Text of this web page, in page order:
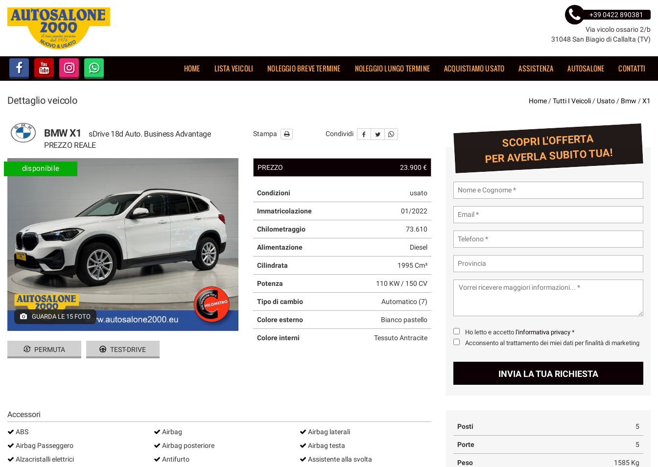
HOME
LISTA VEICOLI
NOLEGGIO BREVE TERMINE
NOLEGGIO LUNGO TERMINE
ACQUISTIAMO USATO
ASSISTENZA
+39 0422 890381
Via vicolo ossario 2/b
31048 San Biagio di Callalta (TV)
HOME LISTA VEICOLI NOLEGGIO BREVE TERMINE NOLEGGIO LUNGO TERMINE ACQUISTIAMO USATO ASSISTENZA AUTOSALONE CONTATTI
Dettaglio veicolo Home /Tutti I Veicoli / Usato / Bmw /X1
BMW X1
sDrive 18d Auto. Business Advantage
PREZZO REALE
Stampa Condividi
disponibile
GUARDA LE 15 FOTO
PERMUTA TEST-DRIVE
PREZZO 23.900 €
Condizioni usato
Immatricolazione 01/2022
Chilometraggio 73.610
Alimentazione Diesel
Cilindrata 1995 Cm³
Potenza 110 KW / 150 CV
Tipo di cambio Automatico (7)
Colore esterno Bianco pastello
Colore interni Tessuto Antracite
SCOPRI L'OFFERTA
PER AVERLA SUBITO TUA!
Ho letto e accetto l'informativa privacy *
Acconsento al trattamento dei miei dati per finalità di marketing
INVIA LA TUA RICHIESTA
Accessori
ABS
Airbag Passeggero
Alzacristalli elettrici
Airbag
Airbag posteriore
Antifurto
Airbag laterali
Airbag testa
Assistente alla svolta
Posti 5
Porte 5
Peso 1585 Kg